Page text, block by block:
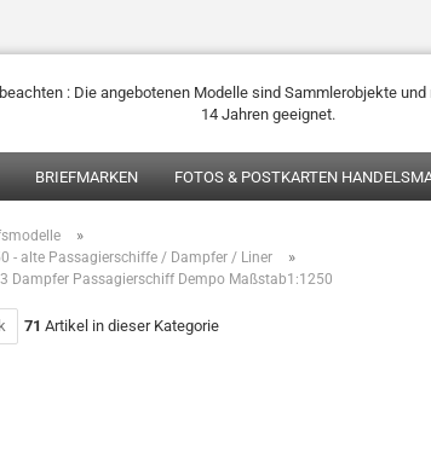
: Die angebotenen Modelle sind Sammlerobjekte
14 Jahren geeignet.
BRIEFMARKEN FOTOS & POSTKARTEN
»
- alte Passagierschiffe / Dampfer / Liner »
Dampfer Passagierschiff Dempo Maßstab1:1250
71 Artikel in dieser Kategorie